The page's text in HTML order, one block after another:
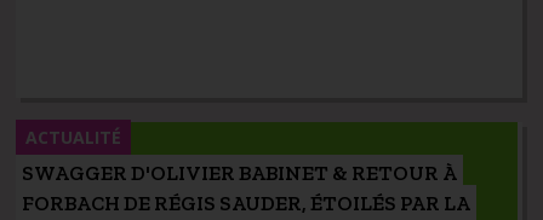
SWAGGER D'OLIVIER BABINET & RETOUR À
FORBACH DE RÉGIS SAUDER, ÉTOILÉS PAR LA
ACTUALITÉ